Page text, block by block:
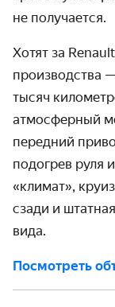
не получается.
Хотят за
производства
тысяч
атмосферный
передний
подогрев руля
«климат»,
сзади и
вида.
Посмотреть